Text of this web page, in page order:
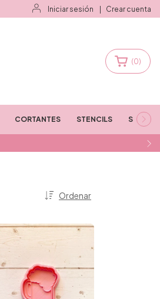
Iniciar sesión Crear cuenta
(0)
CORTANTES STENCILS STAMPS
Ordenar